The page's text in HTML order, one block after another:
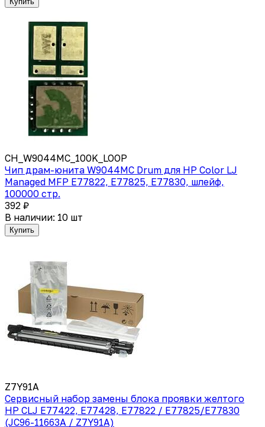
CH_W9044MC_100K_LOOP
Чип драм-юнита W9044MC Drum для HP Color LJ
Managed MFP E77822, E77825, E77830, шлейф,
100000 стр.
392 ₽
В наличии: 10 шт
Купить
Z7Y91A
Сервисный набор замены блока проявки желтого
HP CLJ E77422, E77428, E77822 / E77825/E77830
(JC96-11663A / Z7Y91A)